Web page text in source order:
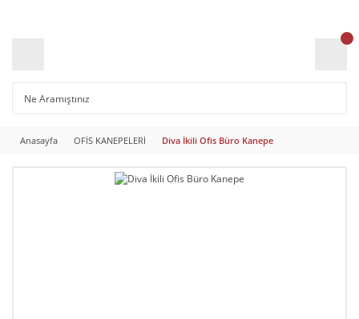
Anasayfa OFİS KANEPELERİ Diva İkili Ofis Büro Kanepe